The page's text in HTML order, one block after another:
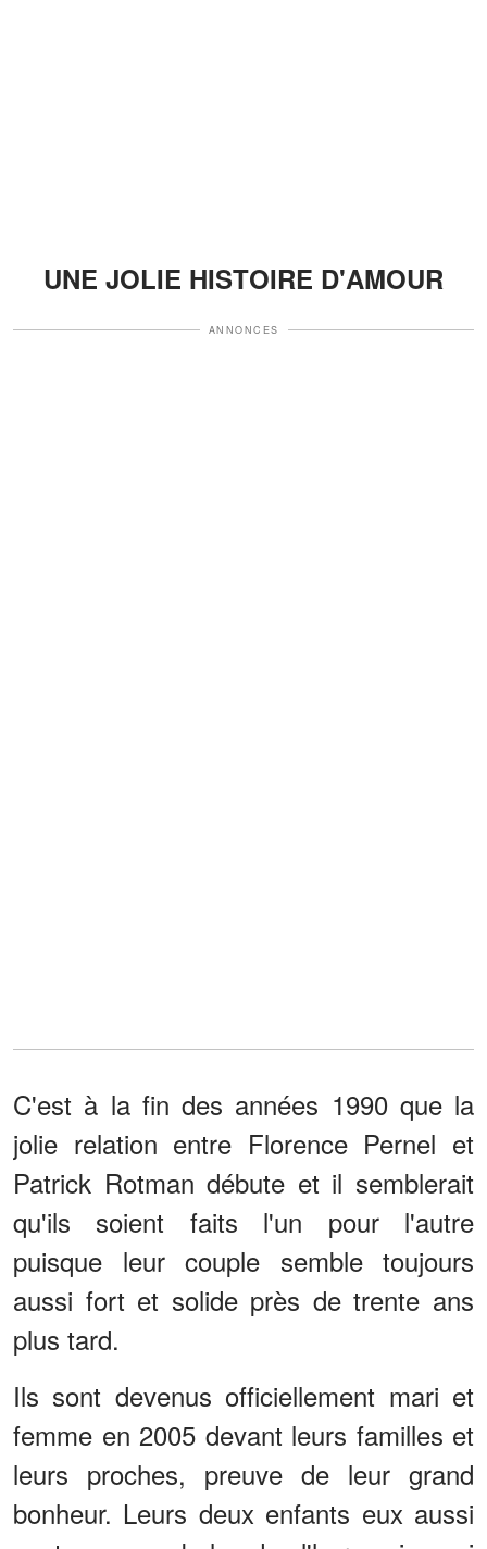
UNE JOLIE HISTOIRE D'AMOUR
ANNONCES
C'est à la fin des années 1990 que la
jolie relation entre Florence Pernel et
Patrick Rotman débute et il semblerait
qu'ils soient faits l'un pour l'autre
puisque leur couple semble toujours
aussi fort et solide près de trente ans
plus tard.
Ils sont devenus officiellement mari et
femme en 2005 devant leurs familles et
leurs proches, preuve de leur grand
bonheur. Leurs deux enfants eux aussi